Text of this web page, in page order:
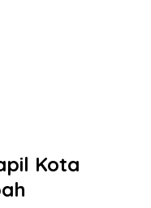
Kota